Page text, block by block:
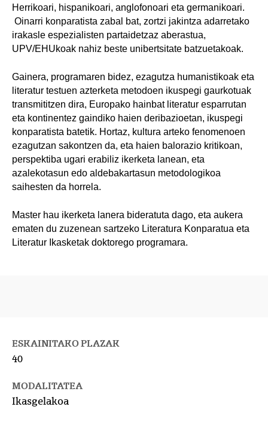
Herrikoari, hispanikoari, anglofonoari eta germanikoari.
Oinarri konparatista zabal bat, zortzi jakintza adarretako
irakasle espezialisten partaidetzaz aberastua,
UPV/EHUkoak nahiz beste unibertsitate batzuetakoak.
Gainera, programaren bidez, ezagutza humanistikoak eta
literatur testuen azterketa metodoen ikuspegi gaurkotuak
transmititzen dira, Europako hainbat literatur esparrutan
eta kontinentez gaindiko haien deribazioetan, ikuspegi
konparatista batetik. Hortaz, kultura arteko fenomenoen
ezagutzan sakontzen da, eta haien balorazio kritikoan,
perspektiba ugari erabiliz ikerketa lanean, eta
azalekotasun edo aldebakartasun metodologikoa
saihesten da horrela.
Master hau ikerketa lanera bideratuta dago, eta aukera
ematen du zuzenean sartzeko Literatura Konparatua eta
Literatur Ikasketak doktorego programara.
ESKAINITAKO PLAZAK
40
MODALITATEA
Ikasgelakoa